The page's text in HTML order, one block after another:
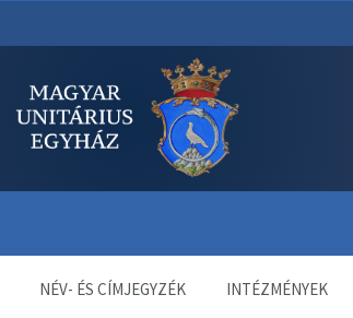
NÉV- ÉS CÍMJEGYZÉK INTÉZMÉNYEK